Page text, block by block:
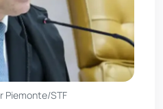
Piemonte/STF